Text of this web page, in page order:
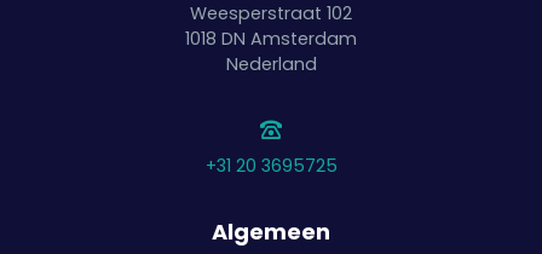
Weesperstraat 102
1018 DN Amsterdam
Nederland
+31 20 3695725
Algemeen